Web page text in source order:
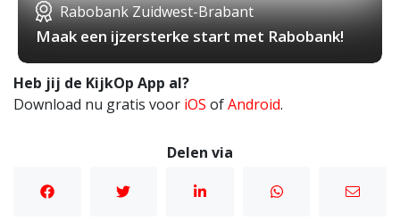
Rabobank Zuidwest-Brabant
Maak een ijzersterke start met Rabobank!
Heb jij de KijkOp App al?
Download nu gratis voor iOS ofAndroid.
Delen via